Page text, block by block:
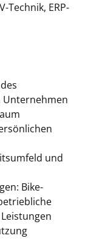
Technik, ERP-
Unternehmen
und
Bike-